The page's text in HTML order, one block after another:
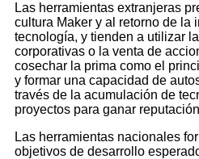
Las herramientas extranjeras
cultura Maker y al retorno de la
tecnología, y tienden a utilizar
corporativas o la venta de
cosechar la prima como el
y formar una capacidad de
través de la acumulación de
proyectos para ganar
Las herramientas nacionales
objetivos de desarrollo